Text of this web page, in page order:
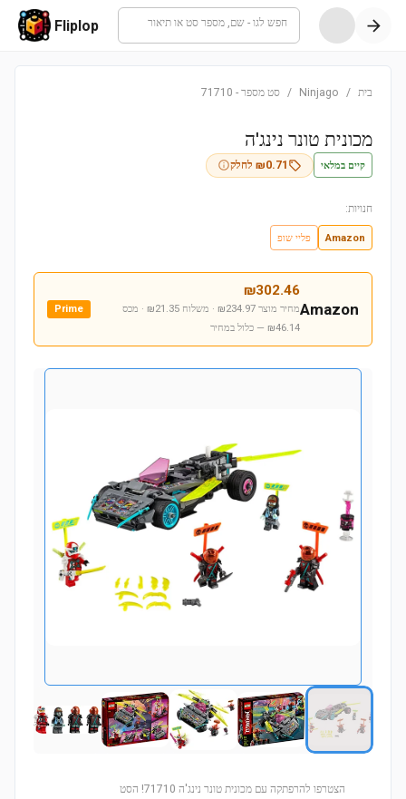
חפש לגו - שם, מספר סט או תיאור Fliplop
בית /
Ninjago
/ סט מספר -
71710
מכונית טונר נינג'ה
קיים במלאי ₪0.71 לחלק
חנויות:
Amazon פליי שופ
Amazon
₪302.46
מחיר מוצר ₪234.97 · משלוח ₪21.35 · מכס
₪46.14 — כלול במחיר
Prime
הצטרפו להרפתקה עם מכונית טונר נינג'ה 71710! הסט